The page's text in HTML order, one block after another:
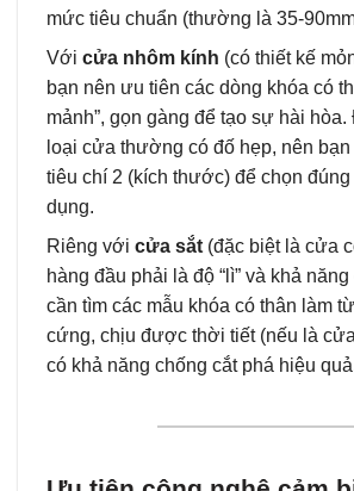
mức tiêu chuẩn (thường là 35-
Với cửa nhôm kính (có thiết kế
bạn nên ưu tiên các dòng khóa có
mảnh”, gọn gàng để tạo sự hài
loại cửa thường có đố hẹp, nên
tiêu chí 2 (kích thước) để chọn
dụng.
Riêng với cửa sắt (đặc biệt là cửa
hàng đầu phải là độ “lì” và khả
cần tìm các mẫu khóa có thân làm
cứng, chịu được thời tiết (nếu là
có khả năng chống cắt phá hiệu